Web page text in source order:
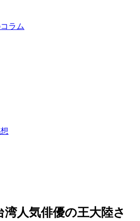
ラム
湾人気俳優の王大陸さ